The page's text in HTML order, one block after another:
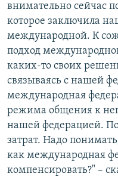
внимательно сейчас
которое заключила
международной. К
подход
каких-то своих
связываясь с нашей
международная
режима общения к
нашей федерацией.
затрат. Надо
как международная
компенсировать?" –